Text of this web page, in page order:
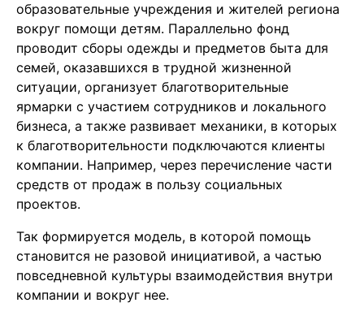
образовательные учреждения и жителей региона
вокруг помощи детям. Параллельно фонд
проводит сборы одежды и предметов быта для
семей, оказавшихся в трудной жизненной
ситуации, организует благотворительные
ярмарки с участием сотрудников и локального
бизнеса, а также развивает механики, в которых
к благотворительности подключаются клиенты
компании. Например, через перечисление части
средств от продаж в пользу социальных
проектов.
Так формируется модель, в которой помощь
становится не разовой инициативой, а частью
повседневной культуры взаимодействия внутри
компании и вокруг нее.